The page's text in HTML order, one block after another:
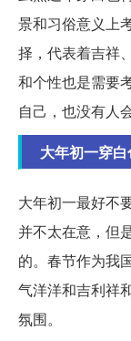
景和习俗意义上
择，代表着吉祥
和个性也是需要
自己，也没有人
大年初一穿
大年初一最好不
并不太在意，但
的。春节作为我
气洋洋和吉利祥
氛围。